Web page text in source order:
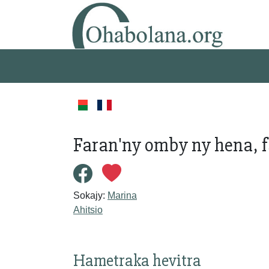
Faran'ny omby ny
Sokajy: Marina
Ahitsio
Hametraka hevitra